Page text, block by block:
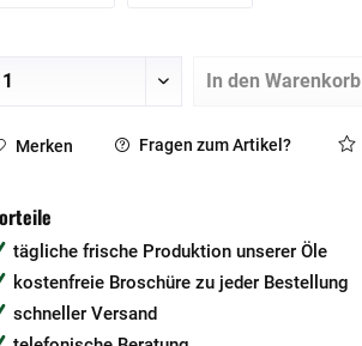
In den Warenkorb
Merken Fragen zum Artikel?
tägliche frische Produktion unserer Öle
kostenfreie Broschüre zu jeder Bestellung
schneller Versand